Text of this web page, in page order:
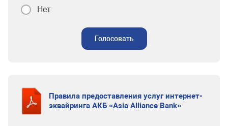
Нет
Голосовать
Правила предоставления услуг интернет-
эквайринга АКБ «Asia Alliance Bank»